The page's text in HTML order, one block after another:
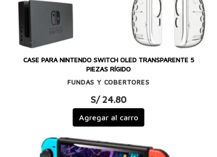
CASE PARA NINTENDO SWITCH OLED TRANSPARENTE 5
PIEZAS RÍGIDO
FUNDAS Y COBERTORES
S/ 24.80
Agregar al carro